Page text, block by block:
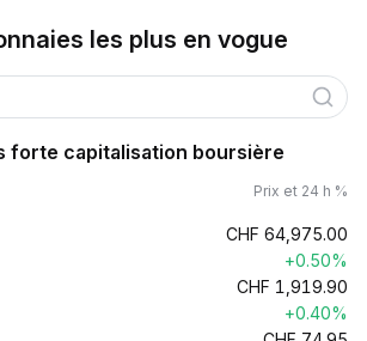
les plus en vogue
forte capitalisation boursière
Prix et 24 h %
CHF 64,975.00
+0.50%
CHF 1,919.90
+0.40%